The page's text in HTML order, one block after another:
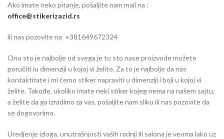
Ako imate neko pitanje, pošaljite nam mail na :
office@stikerizazid.rs
ili nas pozovite na +381649672324
Ono sto je najbolje od svega je to sto nase proizvode možete
poručiti iu dimenziji u kojoj vi želite. Za to je najbolje da nas
kontaktirate i mi ćemo stiker napraviti u dimenziji i boji u kojoj vi
želite. Takođe, ukoliko imate neki stiker kojeg nema na našem sajtu,
a želite da ga izradimo za vas, pošaljite nam sliku ili nas pozovite da
se dogovorimo.
Uredjenje izloga, unutrašnjosti vaših radnji ili salona je veoma lako uz